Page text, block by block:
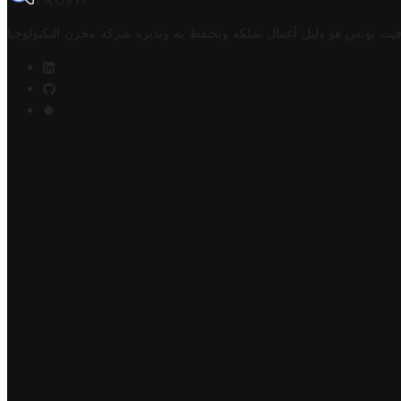
تونس هو دليل أعمال تملكه وتحتفظ به وتديره شركة مخزن التكنولوجيا